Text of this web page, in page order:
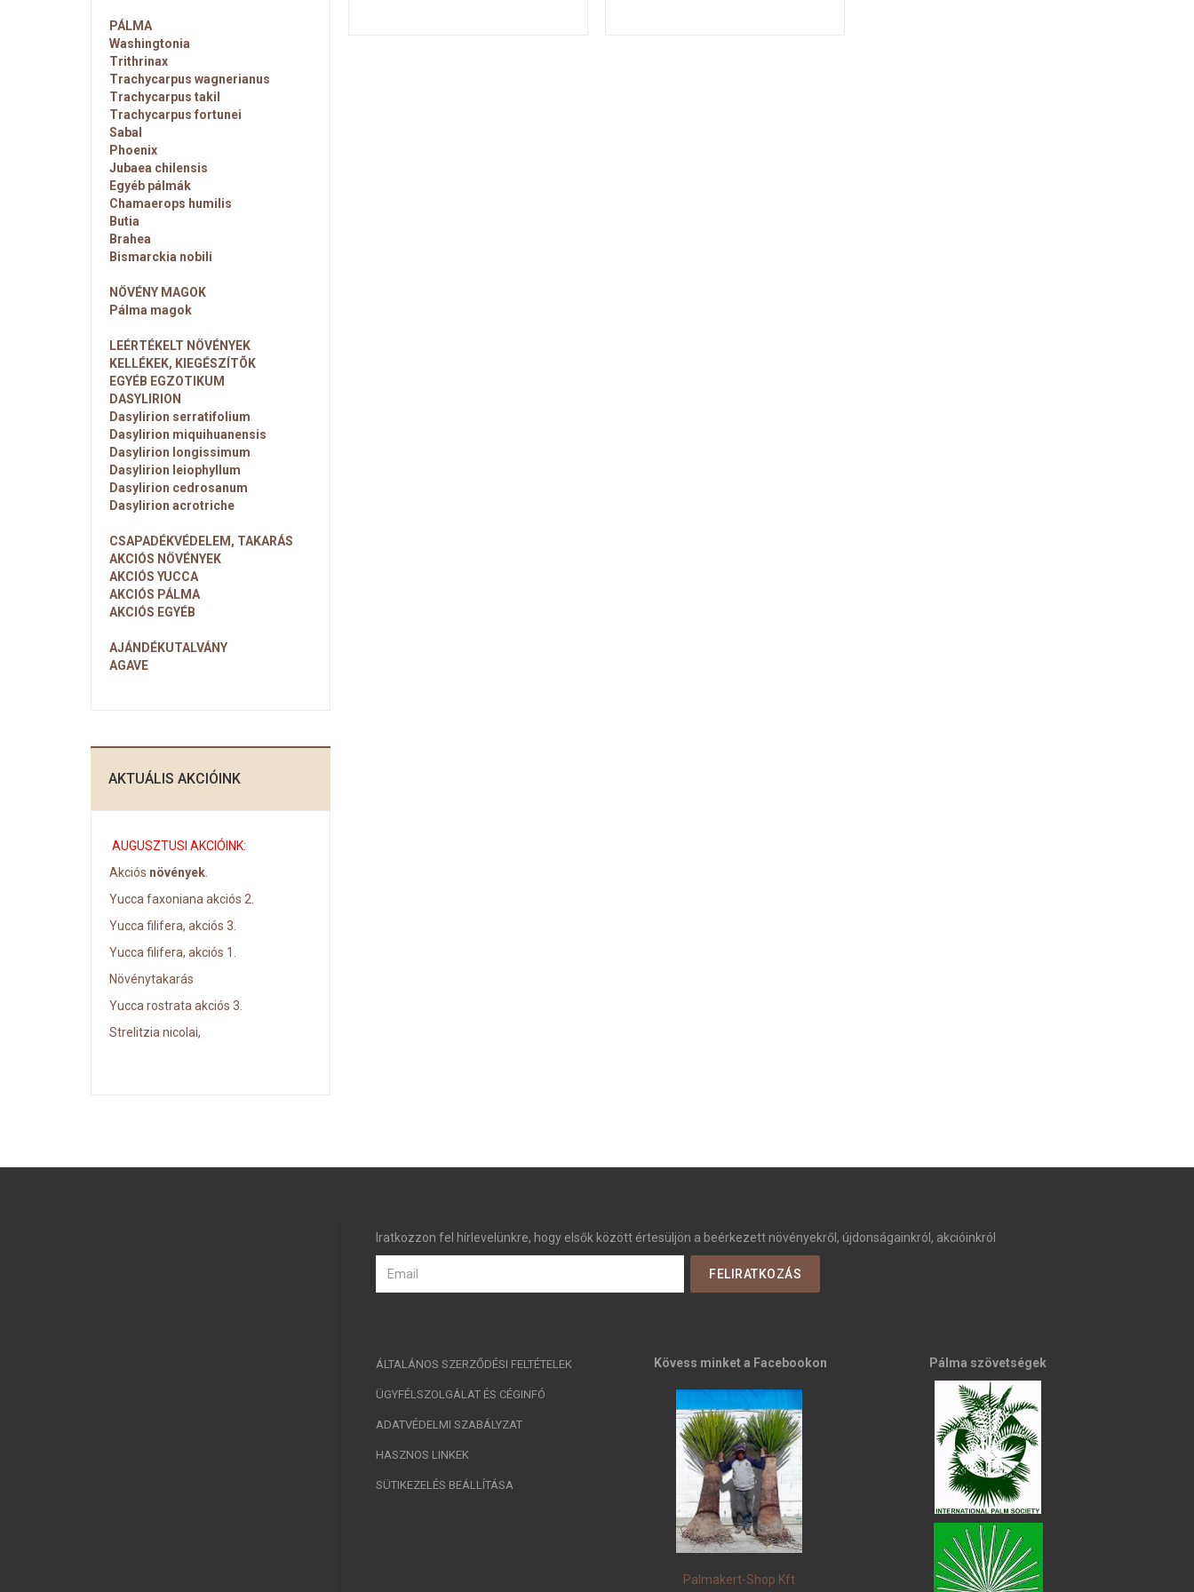
PÁLMA
Washingtonia
Trithrinax
Trachycarpus wagnerianus
Trachycarpus takil
Trachycarpus fortunei
Sabal
Phoenix
Jubaea chilensis
Egyéb pálmák
Chamaerops humilis
Butia
Brahea
Bismarckia nobili
NÖVÉNY MAGOK
Pálma magok
LEÉRTÉKELT NÖVÉNYEK
KELLÉKEK, KIEGÉSZÍTÕK
EGYÉB EGZOTIKUM
DASYLIRION
Dasylirion serratifolium
Dasylirion miquihuanensis
Dasylirion longissimum
Dasylirion leiophyllum
Dasylirion cedrosanum
Dasylirion acrotriche
CSAPADÉKVÉDELEM, TAKARÁS
AKCIÓS NÖVÉNYEK
AKCIÓS YUCCA
AKCIÓS PÁLMA
AKCIÓS EGYÉB
AJÁNDÉKUTALVÁNY
AGAVE
AKTUÁLIS AKCIÓINK
AUGUSZTUSI AKCIÓINK:
Akciós növények
Yucca faxoniana akciós 2.
Yucca filifera, akciós 3.
Yucca filifera, akciós 1.
Növénytakarás
Yucca rostrata akciós 3.
Strelitzia nicolai,
Iratkozzon fel hírlevelünkre, hogy elsők között értesüljön a beérkezett növényekről, újdonságainkról, akcióinkról
ÁLTALÁNOS SZERZŐDÉSI FELTÉTELEK
ÜGYFÉLSZOLGÁLAT ÉS CÉGINFÓ
ADATVÉDELMI SZABÁLYZAT
HASZNOS LINKEK
SÜTIKEZELÉS BEÁLLÍTÁSA
Kövess minket a Facebookon
Palmakert-Shop Kft
Pálma szövetségek